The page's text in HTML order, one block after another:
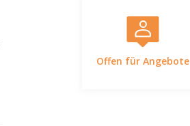
Offen für Angebote